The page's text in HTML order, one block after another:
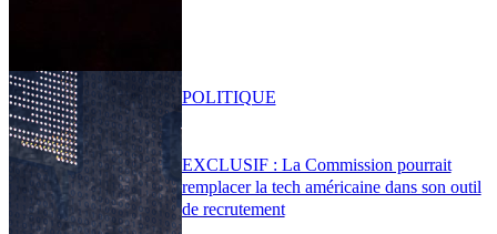
EXCLUSIF : La Commission pourrait
remplacer la tech américaine dans son outil
de recrutement
POLITIQUE